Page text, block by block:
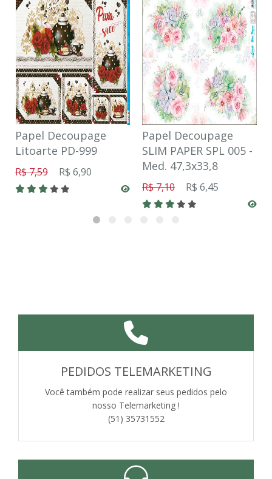
Papel Decoupage
Litoarte PD-999
R$ 7,59 R$ 6,90
Papel Decoupage
SLIM PAPER SPL 005 -
Med. 47,3x33,8
R$ 7,10 R$ 6,45
PEDIDOS TELEMARKETING
Você também pode realizar seus pedidos pelo
nosso Telemarketing !
(51) 35731552